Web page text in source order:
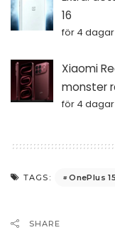
16
för 4
Xiaomi
monster
för 4
TAGS: OnePlus 15
SHARE